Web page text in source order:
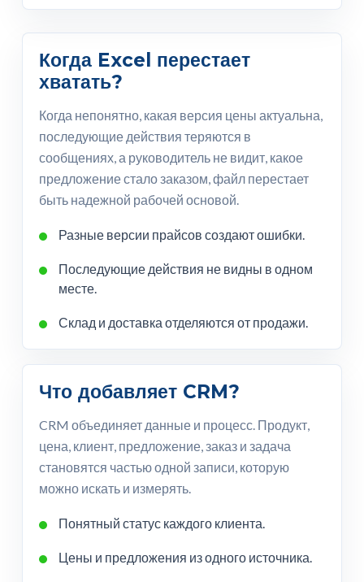
Когда Excel перестает
хватать?
Когда непонятно, какая версия цены актуальна,
последующие действия теряются в
сообщениях, а руководитель не видит, какое
предложение стало заказом, файл перестает
быть надежной рабочей основой.
Разные версии прайсов создают ошибки.
Последующие действия не видны в одном
месте.
Склад и доставка отделяются от продажи.
Что добавляет CRM?
CRM объединяет данные и процесс. Продукт,
цена, клиент, предложение, заказ и задача
становятся частью одной записи, которую
можно искать и измерять.
Понятный статус каждого клиента.
Цены и предложения из одного источника.